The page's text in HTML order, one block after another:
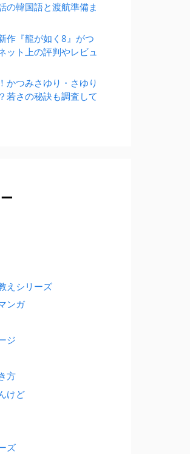
の韓国語と渡航準備ま
作『龍が如く8』がつ
ット上の評判やレビュ
かつみさゆり・さゆり
若さの秘訣も調査して
えシリーズ
ンガ
ジ
方
けど
ズ